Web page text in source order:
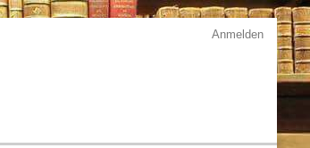
Anmelden